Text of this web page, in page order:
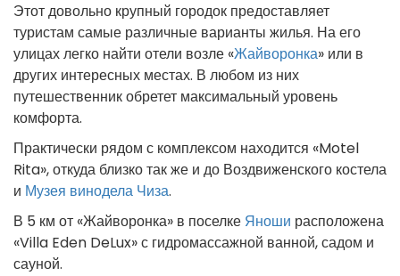
Этот довольно крупный городок предоставляет
туристам самые различные варианты жилья. На его
улицах легко найти отели возле «Жайворонка» или в
других интересных местах. В любом из них
путешественник обретет максимальный уровень
комфорта.
Практически рядом с комплексом находится «Motel
Rita», откуда близко так же и до Воздвиженского костела
и Музея винодела Чиза.
В 5 км от «Жайворонка» в поселке Яноши расположена
«Villa Eden DeLux» с гидромассажной ванной, садом и
сауной.